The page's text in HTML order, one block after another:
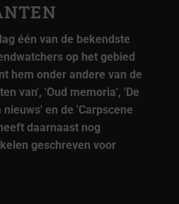
één van de bekendste
op het gebied
hem onder andere van de
van', 'Oud memoria', 'De
en de 'Carpscene
daarnaast nog
geschreven voor